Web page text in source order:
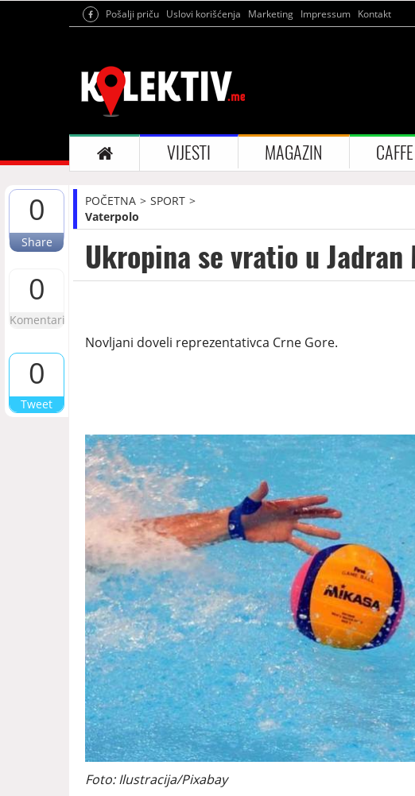
Pošalji priču Uslovi korišćenja Marketing Impressum Kontakt
VIJESTI MAGAZIN CAFFE
0
Share
0
Komentari
0
Tweet
POČETNA
SPORT
Vaterpolo
Ukropina se vratio u Jadran
Novljani doveli reprezentativca Crne Gore.
Foto: Ilustracija/Pixabay